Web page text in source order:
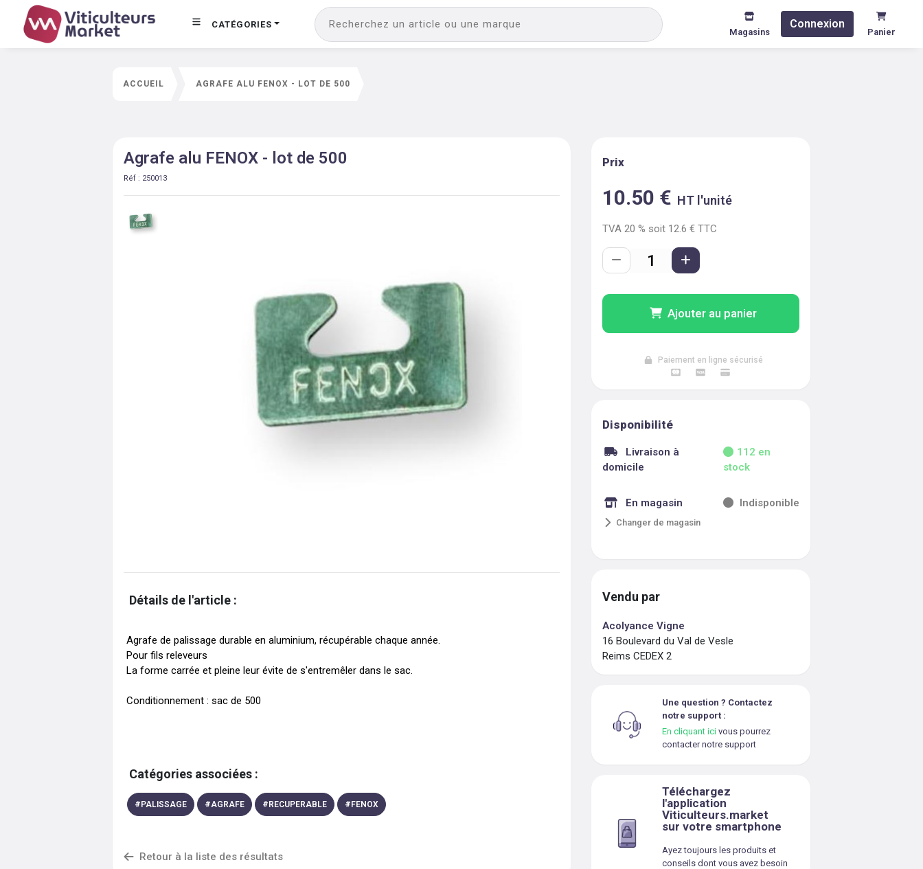
CATÉGORIES
Magasins
Connexion
Panier
ACCUEIL AGRAFE ALU FENOX - LOT DE 500
Agrafe alu FENOX - lot de 500
Réf : 250013
Détails de l'article :
Agrafe de palissage durable en aluminium, récupérable chaque année.
Pour fils releveurs
La forme carrée et pleine leur évite de s'entremêler dans le sac.
Conditionnement : sac de 500
Catégories associées :
# PALISSAGE #AGRAFE # RECUPERABLE # FENOX
Retour à la liste des résultats
Prix
10.50 € HT l'unité
TVA20 % soit 12.6 € TTC
Ajouter au panier
Paiement en ligne sécurisé
Disponibilité
Livraison à
domicile
112 en
stock
En magasin Indisponible
Changer de magasin
Vendu par
Acolyance Vigne
16 Boulevard du Val de Vesle
Reims CEDEX 2
Une question ? Contactez
notre support :
En cliquant ici vous pourrez
contacter notre support
Téléchargez
l'application
Viticulteurs.market
sur votre smartphone
Ayez toujours les produits et
conseils dont vous avez besoin